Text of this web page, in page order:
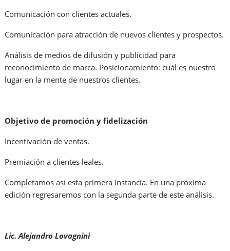
Comunicación con clientes actuales.
Comunicación para atracción de nuevos clientes y prospectos.
Análisis de medios de difusión y publicidad para
reconocimiento de marca. Posicionamiento: cuál es nuestro
lugar en la mente de nuestros clientes.
Objetivo de promoción y fidelización
Incentivación de ventas.
Premiación a clientes leales.
Completamos así esta primera instancia. En una próxima
edición regresaremos con la segunda parte de este análisis.
Lic. Alejandro Lovagnini